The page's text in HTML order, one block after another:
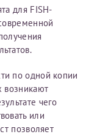
для FISH-
по одной копии
возникают
чего
или
позволяет
обработку